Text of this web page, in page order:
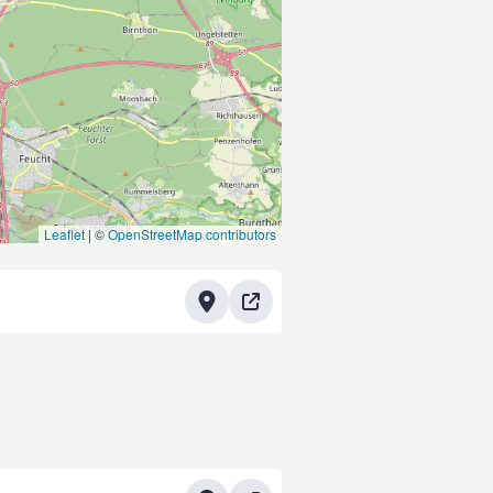
Leaflet|©OpenStreetMap contributors